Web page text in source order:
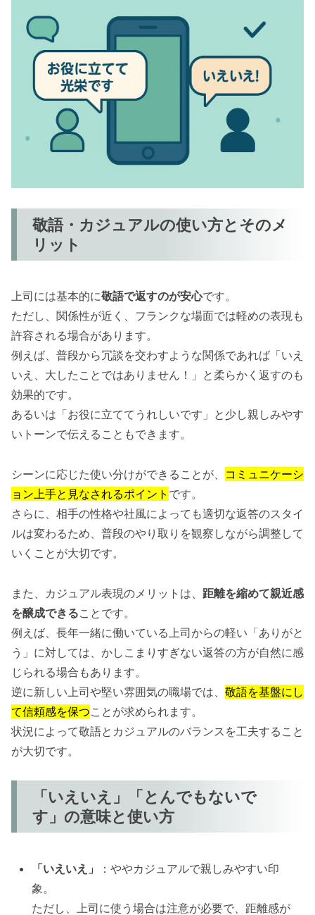
敬語・カジュアルの使い方とそのメ
リット
上司には基本的に敬語で返すのが安心です。
ただし、関係性が近く、フランクな場面では軽めの表現も
許容される場合があります。
例えば、普段から冗談を交わすような関係であれば「いえ
いえ、大したことではありません！」と柔らかく返すのも
効果的です。
あるいは「お役に立ててうれしいです」と少し親しみやす
いトーンで伝えることもできます。
シーンに応じた使い分けができることが、 コミュニケーシ
ョン上手と見なされるポイント です。
さらに、相手の性格や社風によっても適切な返答のスタイ
ルは変わるため、普段のやり取りを観察しながら調整して
いくことが大切です。
また、カジュアル表現のメリットは、 距離を縮めて親近感
を醸成できることです。
例えば、長年一緒に働いている上司からの軽い「ありがと
う」に対しては、かしこまりすぎない返答の方が自然に感
じられる場合もあります。
逆に新しい上司や堅い雰囲気の職場では、 敬語を基盤にし
て信頼感を保つことが求められます。
状況によって敬語とカジュアルのバランスを工夫すること
が大切です。
「いえいえ」「とんでもないで
す」の意味と使い方
「いえいえ」
：ややカジュアルで親しみやすい印
象。
ただし、上司に使う場合は注意が必要で、距離感が